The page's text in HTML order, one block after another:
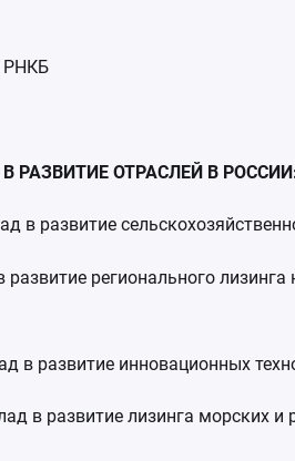
РАЗВИТИЕ ОТРАСЛЕЙ В
в развитие
регионального лизинга
в развитие инновационных
развитие лизинга морских и